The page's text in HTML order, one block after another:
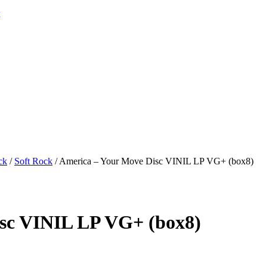
/ Soft Rock /America – Your Move Disc VINIL LP VG+ (box8)
VINIL LP VG+ (box8)